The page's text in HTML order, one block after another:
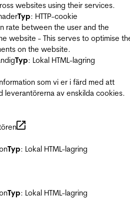
websites using their services.
Typ: HTTP-cookie
rate between the user and the
website - This serves to optimise
on the website.
Typ: Lokal HTML-lagring
som vi er i färd med att
leverantörerna av enskilda cookies.
Typ: Lokal HTML-lagring
Typ: Lokal HTML-lagring